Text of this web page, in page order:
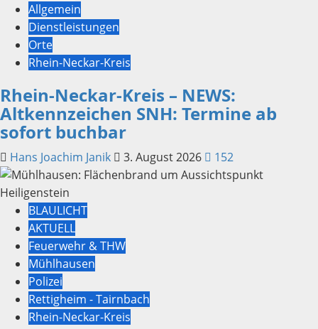
Allgemein
Dienstleistungen
Orte
Rhein-Neckar-Kreis
Rhein-Neckar-Kreis – NEWS:
Altkennzeichen SNH: Termine ab
sofort buchbar
Hans Joachim Janik 3. August 2026 152
BLAULICHT
AKTUELL
Feuerwehr & THW
Mühlhausen
Polizei
Rettigheim - Tairnbach
Rhein-Neckar-Kreis